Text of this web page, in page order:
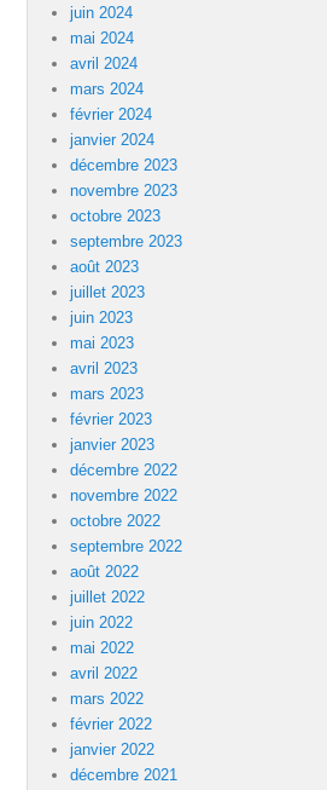
juin 2024
mai 2024
avril 2024
mars 2024
février 2024
janvier 2024
décembre 2023
novembre 2023
octobre 2023
septembre 2023
août 2023
juillet 2023
juin 2023
mai 2023
avril 2023
mars 2023
février 2023
janvier 2023
décembre 2022
novembre 2022
octobre 2022
septembre 2022
août 2022
juillet 2022
juin 2022
mai 2022
avril 2022
mars 2022
février 2022
janvier 2022
décembre 2021